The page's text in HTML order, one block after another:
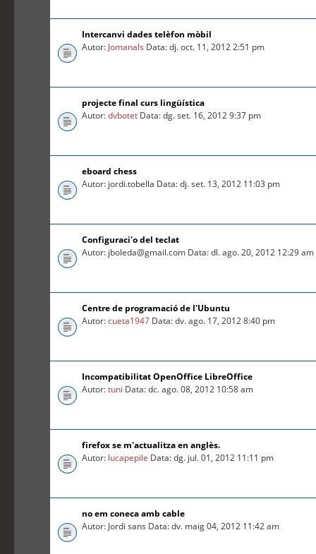
Intercanvi dades telèfon mòbil
Autor: Jomanals Data: dj. oct. 11, 2012 2:51 pm
projecte final curs lingüística
Autor:dvbotet Data: dg. set. 16, 2012 9:37 pm
eboard chess
Autor: jordi.tobella Data: dj. set. 13, 2012 11:03 pm
Configuraci'o del teclat
Autor: jboleda@gmail.com Data: dl. ago. 20, 2012 12:29 am
Centre de programació de l'Ubuntu
Autor:cueta1947 Data: dv. ago. 17, 2012 8:40 pm
Incompatibilitat OpenOffice LibreOffice
Autor:tuni Data: dc. ago. 08, 2012 10:58 am
firefox se m'actualitza en anglès.
Autor: lucapepile Data: dg. jul. 01, 2012 11:11 pm
no em coneca amb cable
Autor: Jordi sans Data: dv. maig 04, 2012 11:42 am